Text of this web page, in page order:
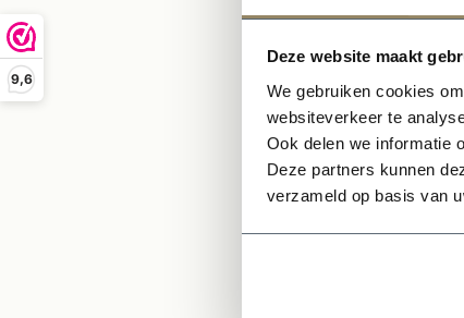
Deze website maakt
We gebruiken cookies
websiteverkeer te
Ook delen we informatie
Deze partners kunnen
verzameld op basis van
9,6